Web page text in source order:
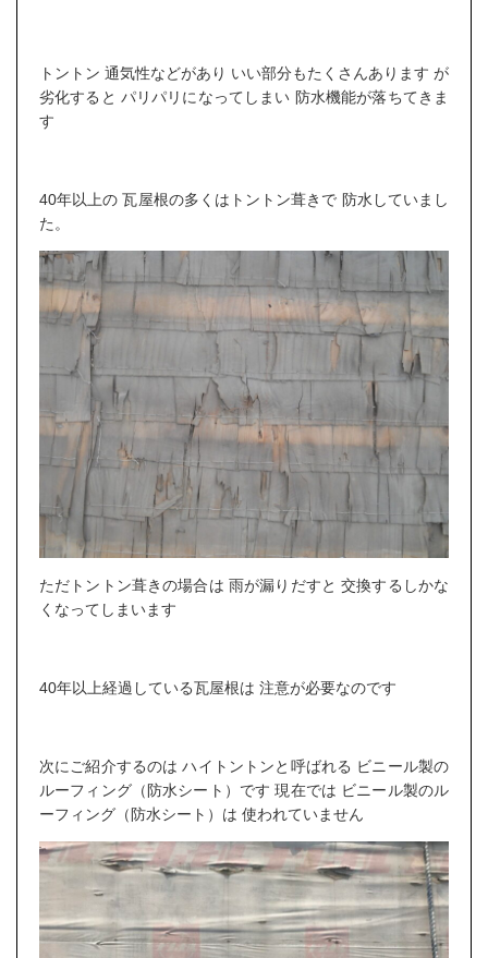
トントン 通気性などがあり いい部分もたくさんあります が
劣化すると パリパリになってしまい 防水機能が落ちてきま
す
40年以上の 瓦屋根の多くはトントン葺きで 防水していまし
た。
ただトントン葺きの場合は 雨が漏りだすと 交換するしかな
くなってしまいます
40年以上経過している瓦屋根は 注意が必要なのです
次にご紹介するのは ハイトントンと呼ばれる ビニール製の
ルーフィング（防水シート）です 現在では ビニール製のル
ーフィング（防水シート）は 使われていません